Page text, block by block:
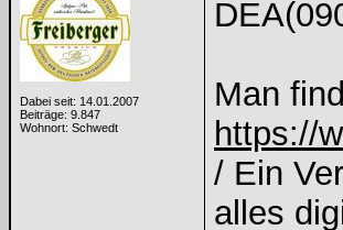
Dabei seit: 14.01.2007
Beiträge: 9.847
Wohnort: Schwedt
Man
https://
/ Ein
alles